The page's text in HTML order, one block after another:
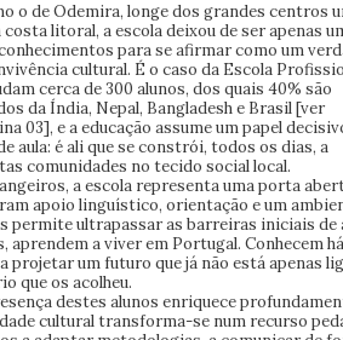
o de Odemira, longe dos grandes centros
costa litoral, a escola deixou de ser apenas
para se afirmar como um
cultural. É o caso da Escola
cerca de 300 alunos, dos quais 40% são
da Índia, Nepal, Bangladesh e Brasil [ver
03], e a educação assume um papel
aula: é ali que se constrói, todos os dias, a
comunidades no tecido social local.
a escola representa uma porta
apoio linguístico, orientação e um
permite ultrapassar as barreiras iniciais de
aprendem a viver em Portugal. Conhecem
projetar um futuro que já não está apenas
que os acolheu.
destes alunos enriquece
cultural transforma-se num recurso